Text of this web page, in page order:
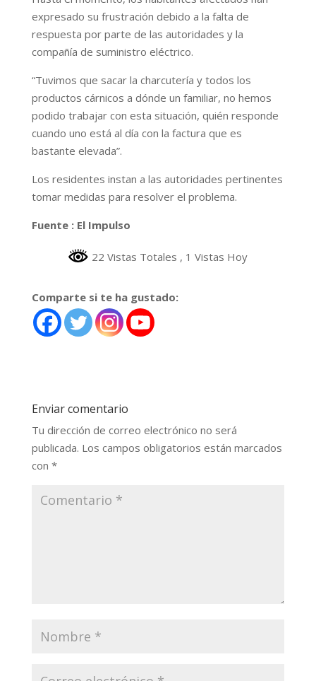
expresado su frustración debido a la falta de
respuesta por parte de las autoridades y la
compañía de suministro eléctrico.
“Tuvimos que sacar la charcutería y todos los
productos cárnicos a dónde un familiar, no hemos
podido trabajar con esta situación, quién responde
cuando uno está al día con la factura que es
bastante elevada”.
Los residentes instan a las autoridades pertinentes
tomar medidas para resolver el problema.
Fuente : El Impulso
22 Vistas Totales , 1 Vistas Hoy
Comparte si te ha gustado:
Enviar comentario
Tu dirección de correo electrónico no será
publicada. Los campos obligatorios están marcados
con *